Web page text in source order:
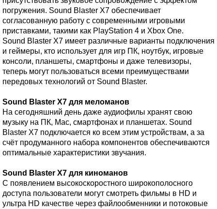
погружения. Sound Blaster X7 обеспечивает
согласованную работу с современными игровыми
приставками, такими как PlayStation 4 и Xbox One.
Sound Blaster X7 имеет различные варианты подключения
и геймеры, кто использует для игр ПК, ноутбук, игровые
консоли, планшеты, смартфоны и даже телевизоры,
теперь могут пользоваться всеми преимуществами
передовых технологий от Sound Blaster.
Sound Blaster X7 для меломанов
На сегодняшний день даже аудиофилы хранят свою
музыку на ПК, Мас, смартфонах и планшетах. Sound
Blaster X7 подключается ко всем этим устройствам, а за
счёт продуманного набора компонентов обеспечиваются
оптимальные характеристики звучания.
Sound Blaster X7 для киноманов
С появлением высокоскоростного широкополосного
доступа пользователи могут смотреть фильмы в HD и
ультра HD качестве через файлообменники и потоковые